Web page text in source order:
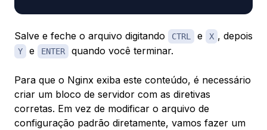
Salve e feche o arquivo digitando CTRL e X , depois
Y e ENTER quando você terminar.
Para que o Nginx exiba este conteúdo, é necessário
criar um bloco de servidor com as diretivas
corretas. Em vez de modificar o arquivo de
configuração padrão diretamente, vamos fazer um